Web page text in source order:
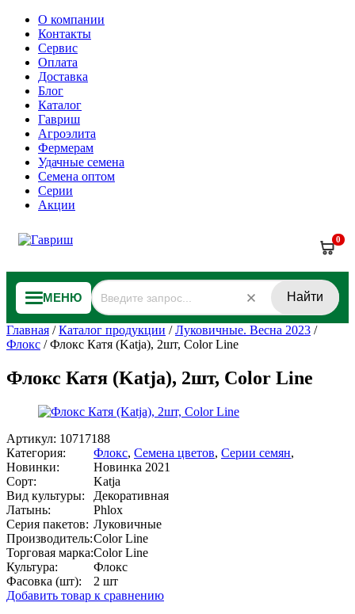
О компании
Контакты
Сервис
Оплата
Доставка
Блог
Каталог
Гавриш
Агроэлита
Фермерам
Удачные семена
Семена оптом
Серии
Акции
0
МЕНЮ Найти
Главная /Каталог продукции /Луковичные. Весна 2023 /
Флокс /Флокс Катя (Katja), 2шт, Color Line
Флокс Катя (Katja), 2шт, Color Line
Артикул: 10717188
Категория:
Флокс, Семена цветов, Серии семян,
Новинки:
Новинка 2021
Сорт:
Katja
Вид культуры:
Декоративная
Латынь:
Phlox
Серия пакетов: Луковичные
Производитель:Color Line
Торговая марка:Color Line
Культура:
Флокс
Фасовка (шт):
2 шт
Добавить товар к сравнению